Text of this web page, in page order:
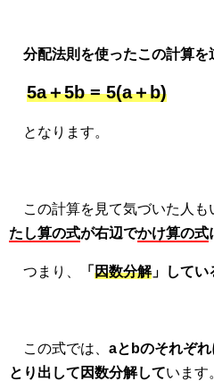
分配法則を使ったこの計算を
5a＋5b = 5(a＋b)
となります。
この計算を見て気づいた人も
たし算の式が右辺でかけ算の式
つまり、 「 因数分解」してい
この式では、 aとbのそれぞ
とり出して因数分解しています